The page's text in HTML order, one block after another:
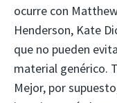
ocurre con
Henderson, Kate
que no pueden
material genérico.
Mejor, por